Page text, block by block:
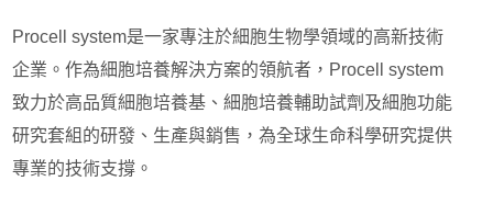
Ubigene Biosciences
Viogene
Procell system是一家專注於細胞生物學領域的高新技術
企業。作為細胞培養解決方案的領航者，Procell system
致力於高品質細胞培養基、細胞培養輔助試劑及細胞功能
研究套組的研發、生產與銷售，為全球生命科學研究提供
專業的技術支撐。